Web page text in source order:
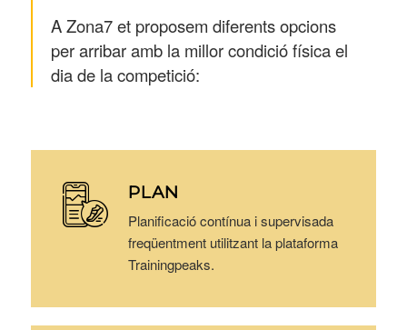
A Zona7 et proposem diferents opcions
per arribar amb la millor condició física el
dia de la competició:
PLAN
Planificació contínua i supervisada
freqüentment utilitzant la plataforma
Trainingpeaks.